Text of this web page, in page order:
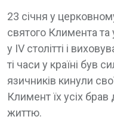
23 січня у
святого Климента та
у IV столітті і
ті часи у країні був
язичників кинули
Климент їх усіх
життю.